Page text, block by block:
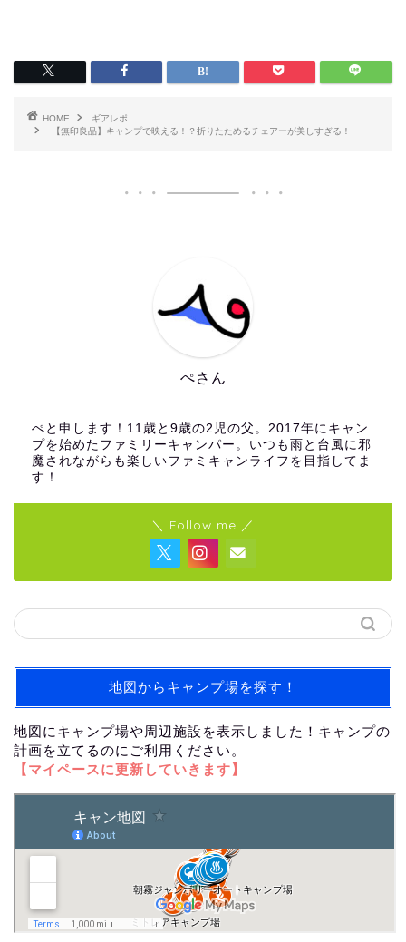
HOME
ギアレポ
【無印良品】キャンプで映える！？折りたためるチェアーが美しすぎる！
ぺさん
ぺと申します！11歳と9歳の2児の父。2017年にキャン
プを始めたファミリーキャンパー。いつも雨と台風に邪
魔されながらも楽しいファミキャンライフを目指してま
す！
＼ Follow me ／
地図からキャンプ場を探す！
地図にキャンプ場や周辺施設を表示しました！キャンプの
計画を立てるのにご利用ください。
【マイペースに更新していきます】